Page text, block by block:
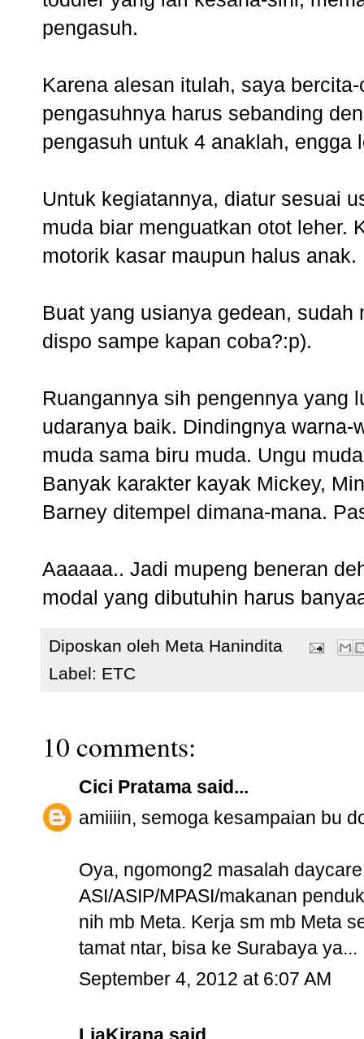
pengasuh.
Karena alesan itulah, saya
pengasuhnya harus sebanding
pengasuh untuk 4 anaklah, engga
Untuk kegiatannya, diatur sesuai
muda biar menguatkan otot leher.
motorik kasar maupun halus anak.
Buat yang usianya gedean,
dispo sampe kapan coba?:p).
Ruangannya sih pengennya yang
udaranya baik. Dindingnya
muda sama biru muda. Ungu
Banyak karakter kayak Mickey,
Barney ditempel dimana-mana.
Aaaaaa.. Jadi mupeng beneran
modal yang dibutuhin harus
Diposkan oleh Meta Hanindita
Label: ETC
10 comments:
Cici Pratama said...
amiiiin, semoga kesampaian bu
Oya, ngomong2 masalah
ASI/ASIP/MPASI/makanan
nih mb Meta. Kerja sm mb Meta
tamat ntar, bisa ke Surabaya ya...
September 4, 2012 at 6:07 AM